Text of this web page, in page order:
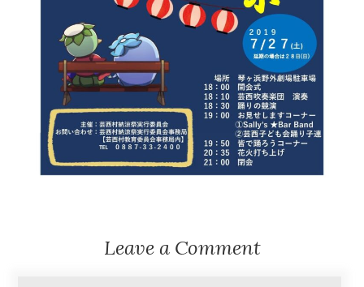
Leave a Comment